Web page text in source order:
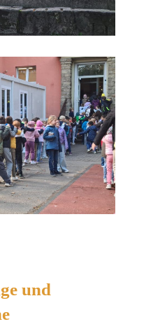
und